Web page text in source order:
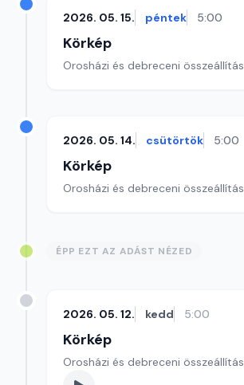
2026. 05. 15. péntek 5:00
Körkép
Orosházi és debreceni összeállítás
2026. 05. 14. csütörtök 5:00
Körkép
Orosházi és debreceni összeállítás
ÉPP EZT AZ ADÁST NÉZED
2026. 05. 12. kedd 5:00
Körkép
Orosházi és debreceni összeállítás